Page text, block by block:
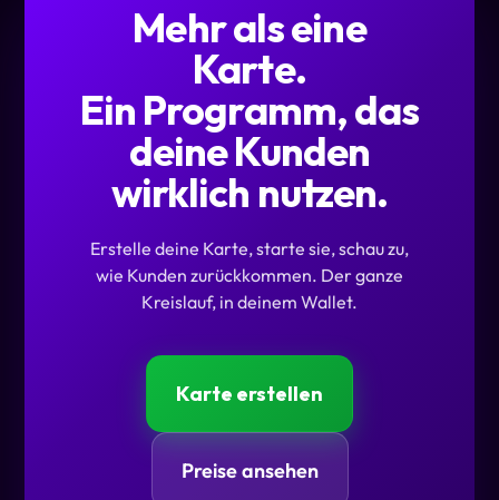
Mehr als eine
Karte.
Ein Programm, das
deine Kunden
wirklich nutzen.
Erstelle deine Karte, starte sie, schau zu,
wie Kunden zurückkommen. Der ganze
Kreislauf, in deinem Wallet.
Karte erstellen
Preise ansehen